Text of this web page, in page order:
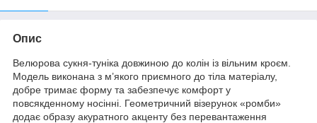
Опис
Велюрова сукня-туніка довжиною до колін із вільним кроєм.
Модель виконана з м’якого приємного до тіла матеріалу,
добре тримає форму та забезпечує комфорт у
повсякденному носінні. Геометричний візерунок «ромби»
додає образу акуратного акценту без перевантаження